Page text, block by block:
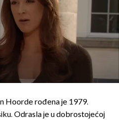
Hoorde rođena je 1979.
Odrasla je u dobrostojećoj